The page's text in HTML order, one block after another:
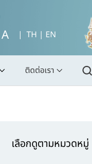
A | TH | EN
ติดต่อเรา
เลือกดูตามหมวดหมู่